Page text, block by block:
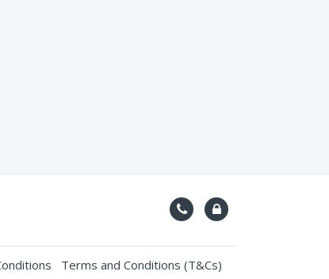
Terms and Conditions (T&Cs)